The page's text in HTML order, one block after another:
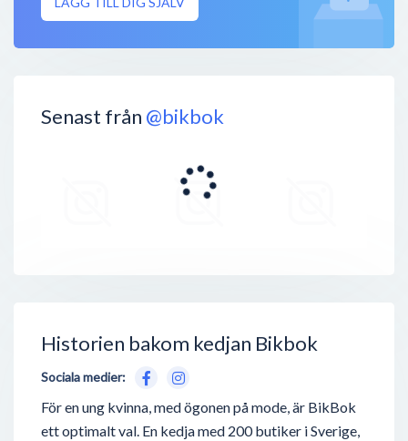
Senast från @bikbok
Historien bakom kedjan Bikbok
Sociala medier:
För en ung kvinna, med ögonen på mode, är BikBok
ett optimalt val. En kedja med 200 butiker i Sverige,